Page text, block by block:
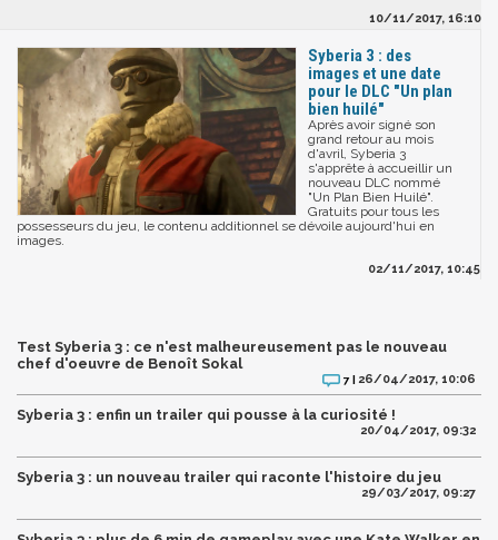
10/11/2017, 16:10
Syberia 3 : des
images et une date
pour le DLC "Un plan
bien huilé"
Après avoir signé son
grand retour au mois
d'avril, Syberia 3
s'apprête à accueillir un
nouveau DLC nommé
"Un Plan Bien Huilé".
Gratuits pour tous les
possesseurs du jeu, le contenu additionnel se dévoile aujourd'hui en
images.
02/11/2017, 10:45
Test Syberia 3 : ce n'est malheureusement pas le nouveau
chef d'oeuvre de Benoît Sokal
7 | 26/04/2017, 10:06
Syberia 3 : enfin un trailer qui pousse à la curiosité !
20/04/2017, 09:32
Syberia 3 : un nouveau trailer qui raconte l'histoire du jeu
29/03/2017, 09:27